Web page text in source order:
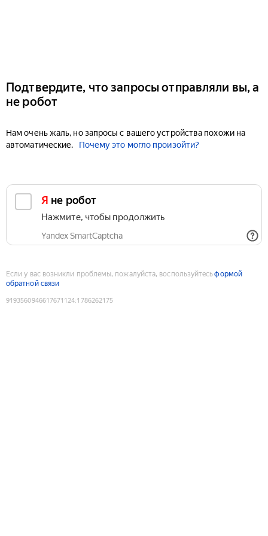
Подтвердите, что запросы отправляли вы, а
не робот
Нам очень жаль, но запросы с вашего устройства похожи на
автоматические.
Почему это могло произойти?
Я не робот
Нажмите, чтобы продолжить
Yandex SmartCaptcha
Если у вас возникли проблемы, пожалуйста, воспользуйтесьформой
обратной связи
9193560946617671124:1786262175